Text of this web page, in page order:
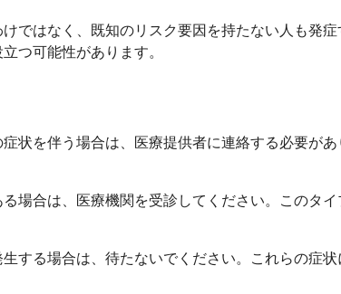
ではなく、既知のリスク要因を持たない人も発
つ可能性があります。
状を伴う場合は、医療提供者に連絡する必要が
場合は、医療機関を受診してください。このタ
する場合は、待たないでください。これらの症